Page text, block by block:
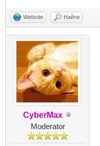
Website Найти
CyberMax
Moderator